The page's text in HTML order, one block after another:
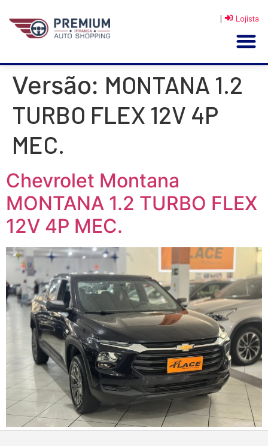
| Lojista
Versão: MONTANA 1.2
TURBO FLEX 12V 4P
MEC.
Chevrolet Montana
MONTANA 1.2 TURBO FLEX
12V 4P MEC.